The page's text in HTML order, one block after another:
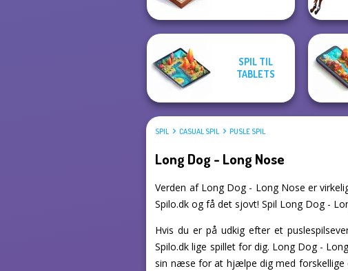
SPIL TIL
TABLETS
SPIL CASUAL SPIL PUSLE SPIL
Long Dog - Long Nose
Verden af Long Dog - Long Nose er
Spilo.dk og få det sjovt! Spil Long Dog -
Hvis du er på udkig efter et
Spilo.dk lige spillet for dig. Long Dog -
sin næse for at hjælpe dig med forskellige